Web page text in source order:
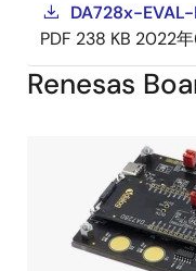
DA728x-
PDF 238 KB 2022
Renesas